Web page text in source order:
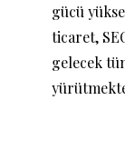
gücü
ticaret,
gelecek